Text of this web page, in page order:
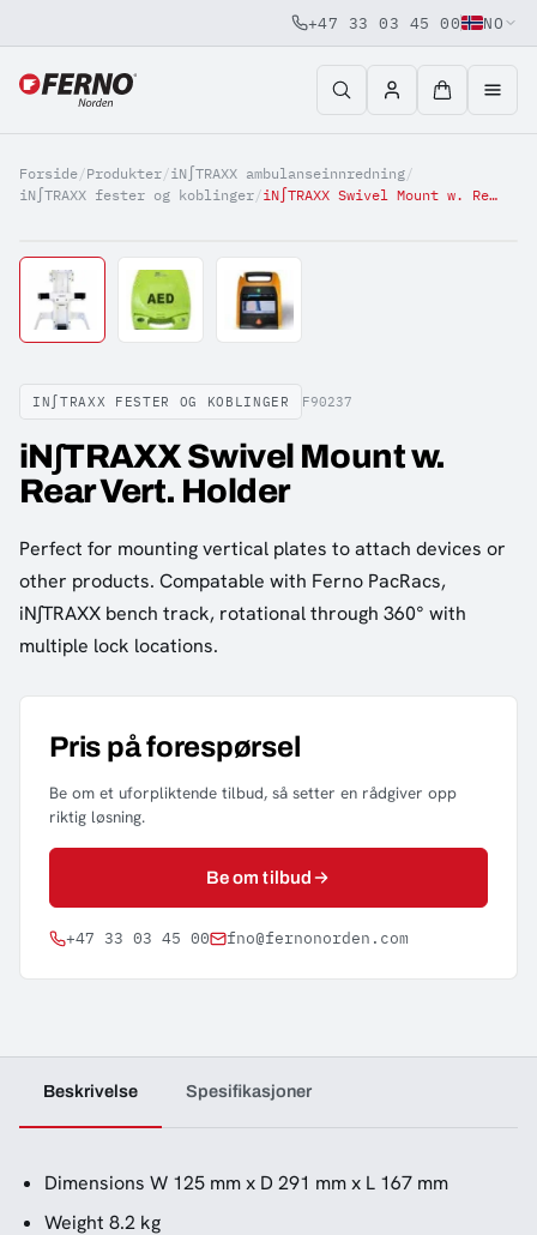
Jump to content
+47 33 03 45 00 NO
Forside/Produkter/iN∫TRAXX ambulanseinnredning/
iN∫TRAXX fester og koblinger/ iN∫TRAXX Swivel Mount w. Rear Vert. Holder
IN∫TRAXX FESTER OG KOBLINGER F90237
iN∫TRAXX Swivel Mount w.
Rear Vert. Holder
Perfect for mounting vertical plates to attach devices or
other products. Compatable with Ferno PacRacs,
iN∫TRAXX bench track, rotational through 360° with
multiple lock locations.
Pris på forespørsel
Be om et uforpliktende tilbud, så setter en rådgiver opp
riktig løsning.
Be om tilbud
+47 33 03 45 00 fno@fernonorden.com
Beskrivelse Spesifikasjoner
Dimensions W 125 mm x D 291 mm x L 167 mm
Weight 8.2 kg